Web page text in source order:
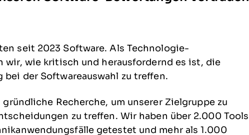
seit 2023 Software. Als Technologie-
wir, wie kritisch und herausfordernd es ist, die
der Softwareauswahl zu treffen.
Recherche, um unserer Zielgruppe zu
zu treffen. Wir haben über 2.000 Tools
getestet und mehr als 1.000